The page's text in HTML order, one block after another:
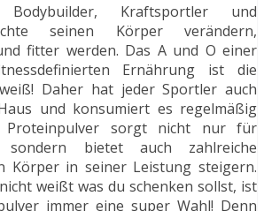
Kraftsportler und
seinen Körper verändern,
fitter werden. Das A und O einer
Ernährung ist die
Daher hat jeder Sportler auch
und konsumiert es regelmäßig
Proteinpulver sorgt nicht nur für
sondern bietet auch zahlreiche
Körper in seiner Leistung steigern.
weißt was du schenken sollst, ist
immer eine super Wahl! Denn